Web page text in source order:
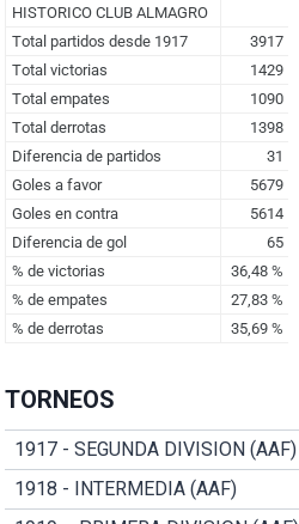
TORNEOS
1917 - SEGUNDA DIVISION (AAF)
1918 - INTERMEDIA (AAF)